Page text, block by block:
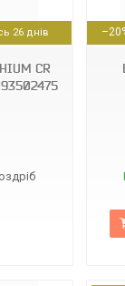
26 днів
CR